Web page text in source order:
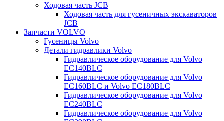
Ходовая часть JCB
Ходовая часть для гусеничных экскаваторов
JCB
Запчасти VOLVO
Гусеницы Volvo
Детали гидравлики Volvo
Гидравлическое оборудование для Volvo
EC140BLC
Гидравлическое оборудование для Volvo
EC160BLC и Volvo EC180BLC
Гидравлическое оборудование для Volvo
EC240BLC
Гидравлическое оборудование для Volvo